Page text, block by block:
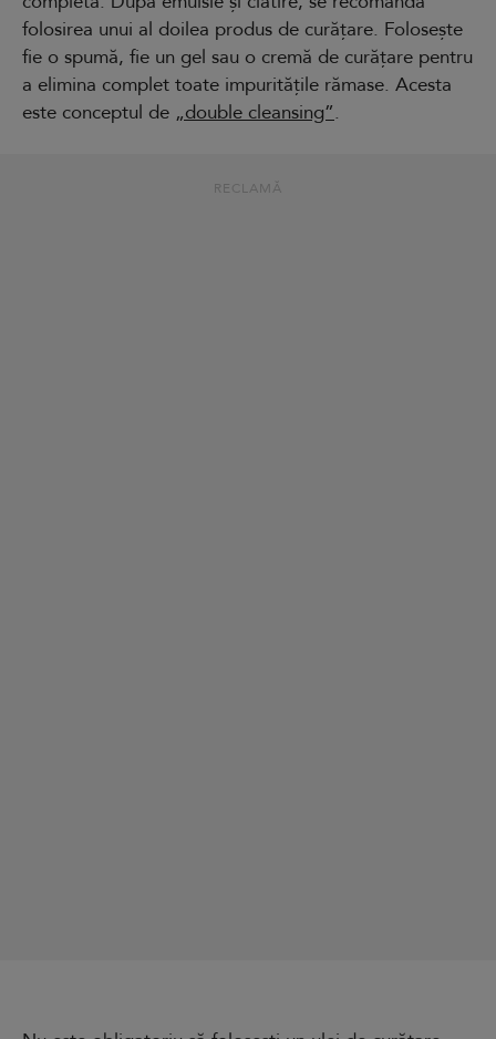
folosirea unui al doilea produs de curățare. Folosește
fie o spumă, fie un gel sau o cremă de curățare pentru
a elimina complet toate impuritățile rămase. Acesta
este conceptul de „double cleansing”.
RECLAMĂ